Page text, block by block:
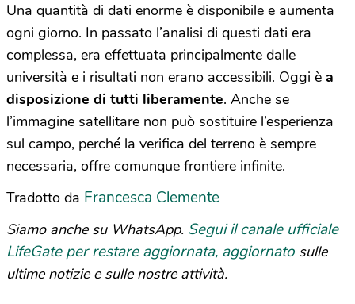
Una quantità di dati enorme è disponibile e aumenta
ogni giorno. In passato l’analisi di questi dati era
complessa, era effettuata principalmente dalle
università e i risultati non erano accessibili. Oggi è a
disposizione di tutti liberamente. Anche se
l’immagine satellitare non può sostituire l’esperienza
sul campo, perché la verifica del terreno è sempre
necessaria, offre comunque frontiere infinite.
Tradotto da Francesca Clemente
Siamo anche su WhatsApp. Segui il canale ufficiale
LifeGate per restare aggiornata, aggiornato sulle
ultime notizie e sulle nostre attività.